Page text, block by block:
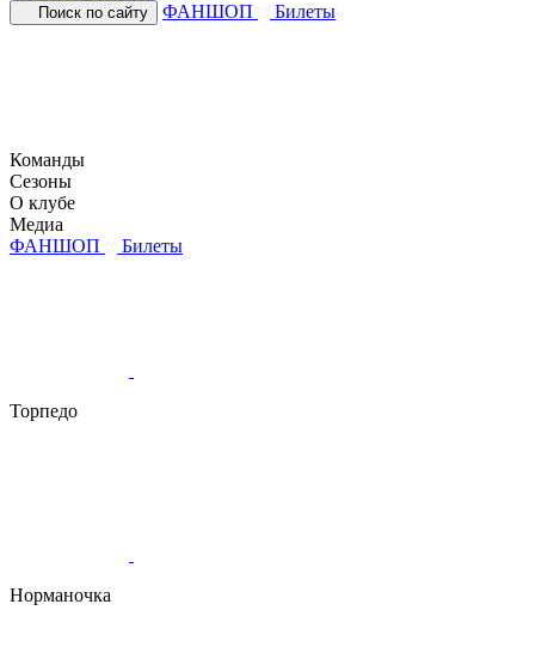
Поиск по сайту ФАНШОП Билеты
Команды
Сезоны
О клубе
Медиа
ФАНШОП
Билеты
Торпедо
Норманочка